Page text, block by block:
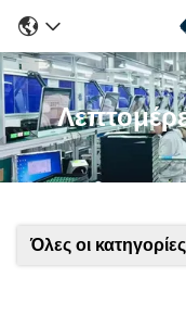
Όλες οι κατηγορίες